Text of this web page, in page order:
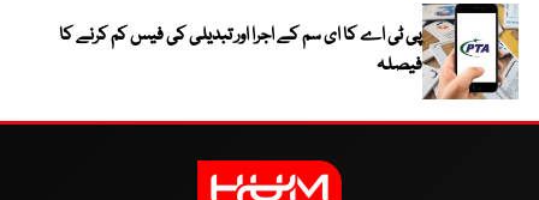
پی ٹی اے کا ای سم کے اجرا اور تبدیلی کی فیس کم کرنے کا
فیصلہ